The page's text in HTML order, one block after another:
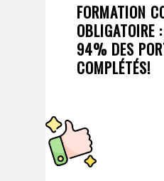
FORMATION
OBLIGATOIRE :
94% DES
COMPLÉTÉS!